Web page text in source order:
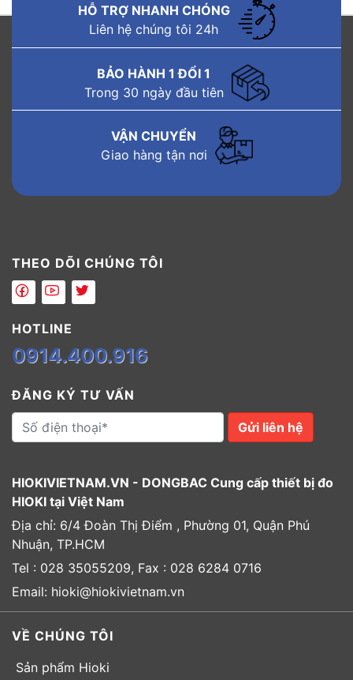
HỖ TRỢ NHANH CHÓNG
Liên hệ chúng tôi 24h
BẢO HÀNH 1 ĐỔI 1
Trong 30 ngày đầu tiên
VẬN CHUYỂN
Giao hàng tận nơi
THEO DÕI CHÚNG TÔI
HOTLINE
0914.400.916
ĐĂNG KÝ TƯ VẤN
Gửi liên hệ
HIOKIVIETNAM.VN - DONGBAC Cung cấp thiết bị đo
HIOKI tại Việt Nam
Địa chỉ: 6/4 Đoàn Thị Điểm , Phường 01, Quận Phú
Nhuận, TP.HCM
Tel : 028 35055209, Fax : 028 6284 0716
Email: hioki@hiokivietnam.vn
VỀ CHÚNG TÔI
Sản phẩm Hioki